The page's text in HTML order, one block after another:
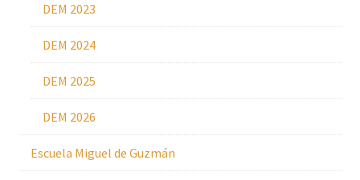
DEM 2023
DEM 2024
DEM 2025
DEM 2026
Escuela Miguel de Guzmán